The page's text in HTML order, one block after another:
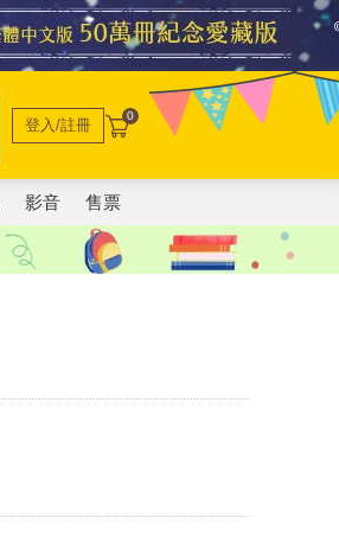
登入/註冊 0
影音 售票